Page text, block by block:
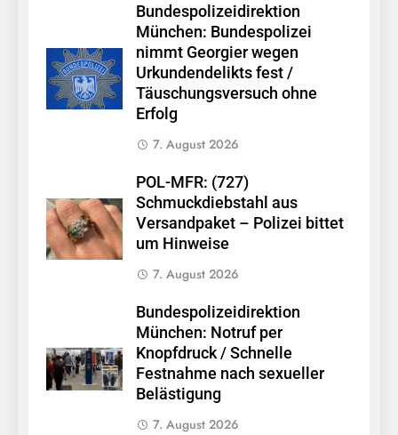
Bundespolizeidirektion
München: Bundespolizei
nimmt Georgier wegen
Urkundendelikts fest /
Täuschungsversuch ohne
Erfolg
7. August 2026
POL-MFR: (727)
Schmuckdiebstahl aus
Versandpaket – Polizei bittet
um Hinweise
7. August 2026
Bundespolizeidirektion
München: Notruf per
Knopfdruck / Schnelle
Festnahme nach sexueller
Belästigung
7. August 2026